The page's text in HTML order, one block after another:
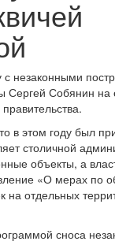
с незаконными
Сергей Собянин на
в этом году был
столичной
объекты, а
«О мерах по
на отдельных
сноса